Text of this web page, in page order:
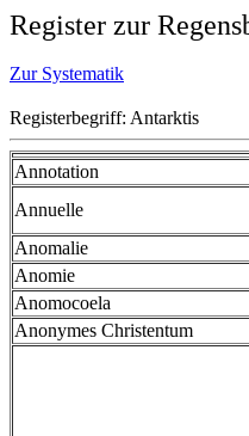
Register zur
Zur Systematik
Registerbegriff: Antarktis
Annotation
Annuelle
Anomalie
Anomie
Anomocoela
Anonymes Christentum